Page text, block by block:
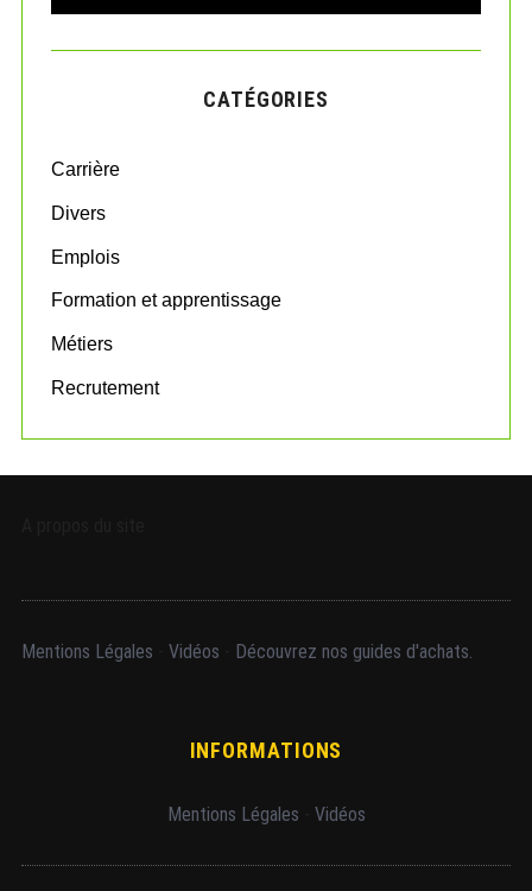
a
r
o
:
A
C
CATÉGORIES
Carrière
Divers
Emplois
Formation et apprentissage
Métiers
Recrutement
Mentions Légales Vidéos Découvrez nos guides d'achats.
INFORMATIONS
Mentions Légales Vidéos